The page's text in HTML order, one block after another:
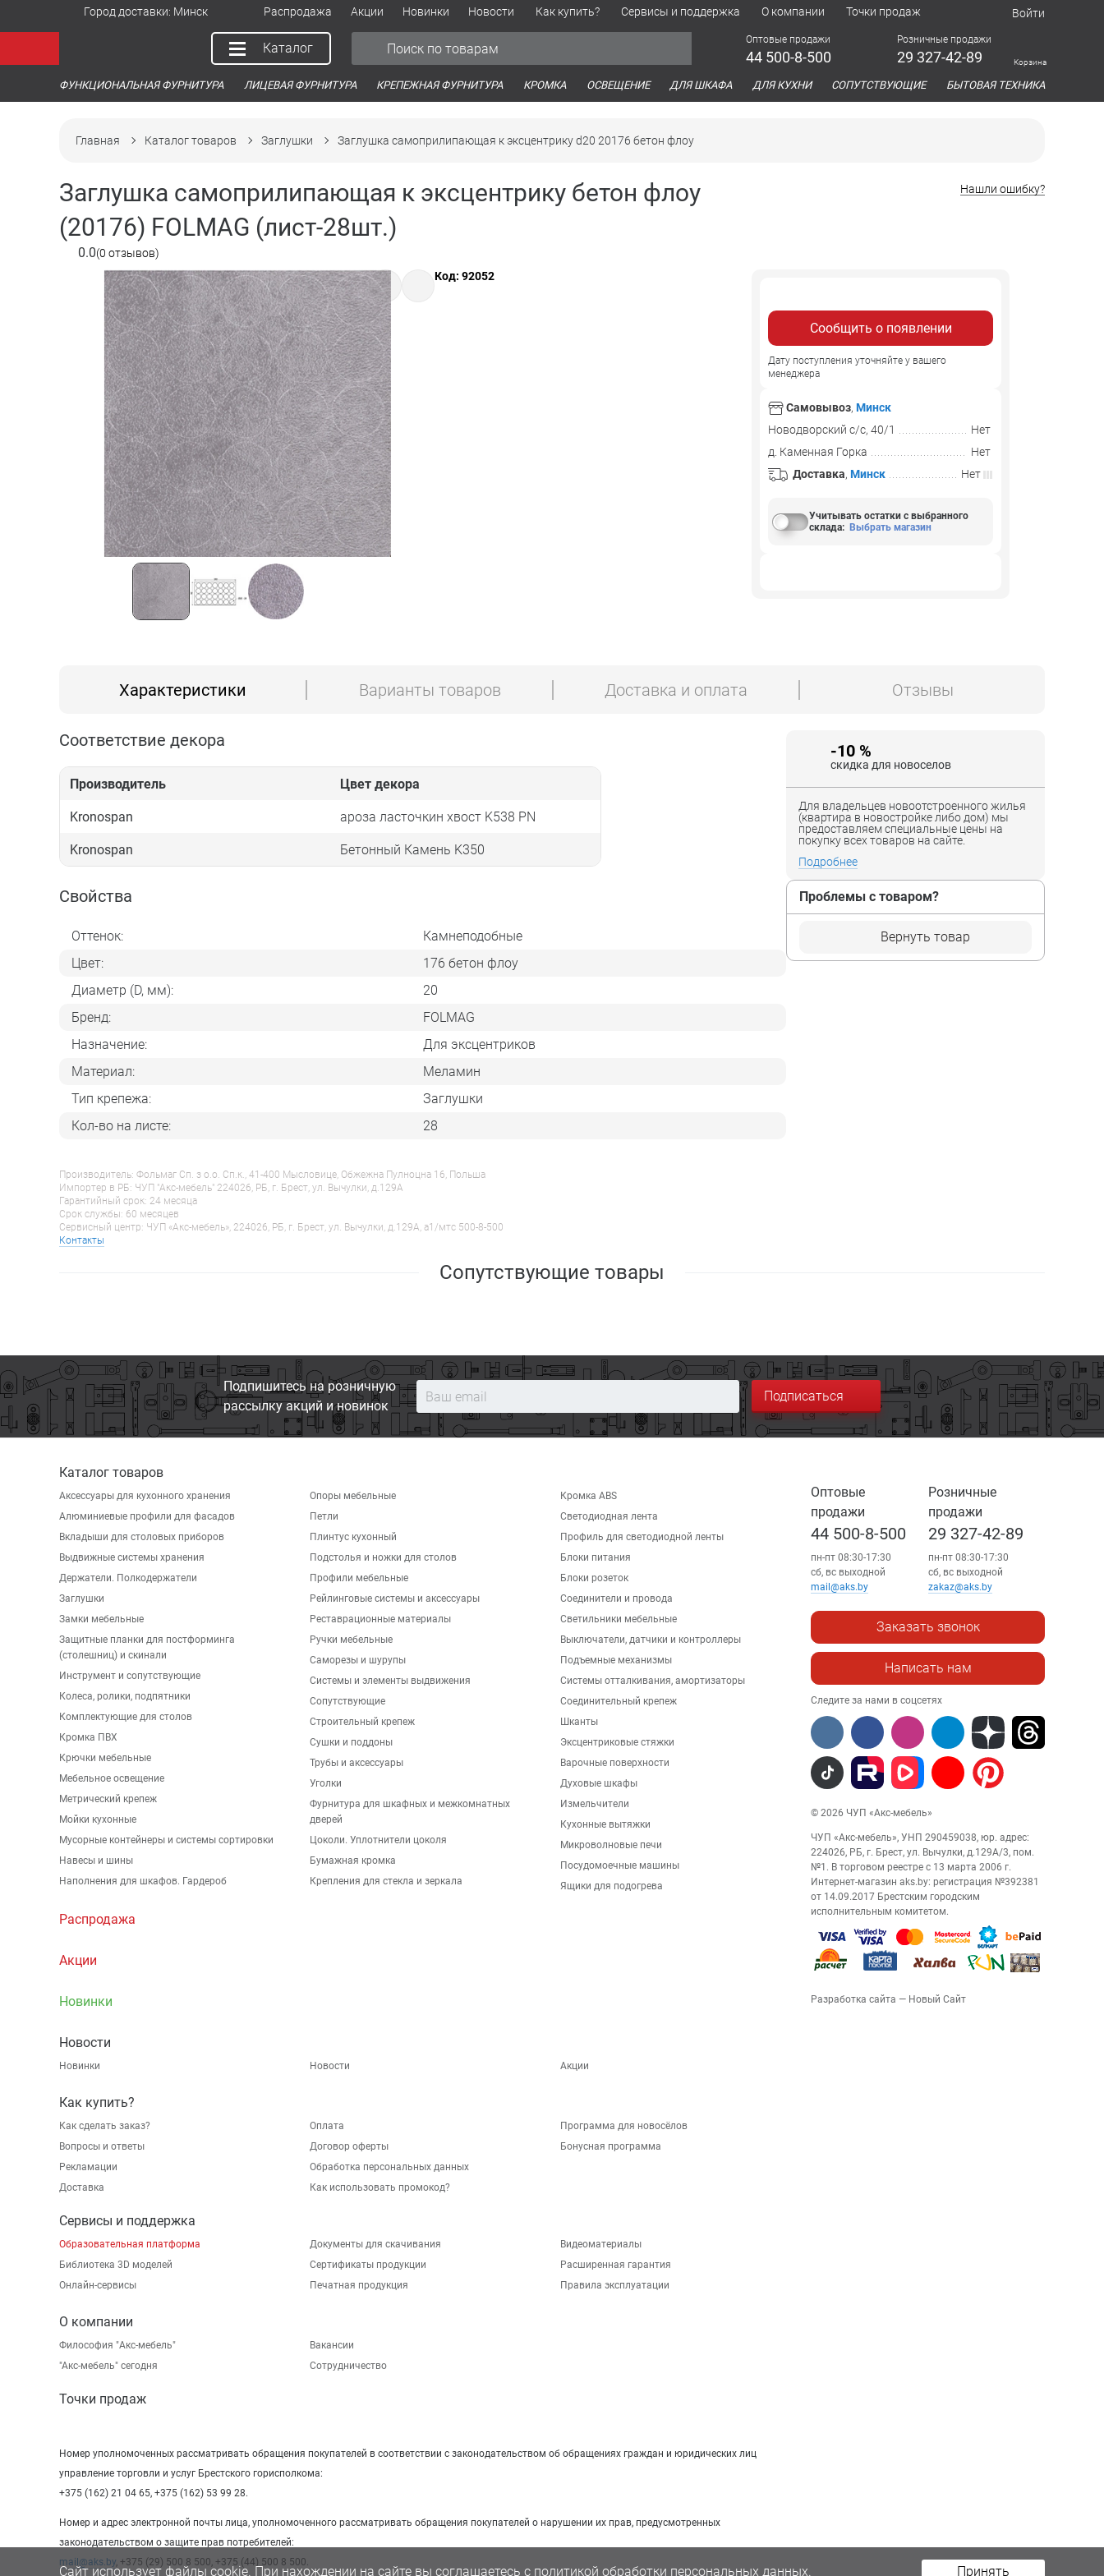
Город доставки: Минск Распродажа Акции Новинки Новости Как купить? Сервисы и поддержка О компании Точки продаж Войти
Каталог
Оптовые продажи
44 500-8-500
Розничные продажи
29 327-42-89 Корзина
ФУНКЦИОНАЛЬНАЯ ФУРНИТУРА ЛИЦЕВАЯ ФУРНИТУРА КРЕПЕЖНАЯ ФУРНИТУРА КРОМКА ОСВЕЩЕНИЕ ДЛЯ ШКАФА ДЛЯ КУХНИ СОПУТСТВУЮЩИЕ БЫТОВАЯ ТЕХНИКА
Главная Каталог товаров Заглушки Заглушка самоприлипающая к эксцентрику d20 20176 бетон флоу
Заглушка самоприлипающая к эксцентрику бетон флоу
(20176) FOLMAG (лист-28шт.)
0.0(0 отзывов)
Нашли ошибку?
Код: 92052
Сообщить о появлении
Дату поступления уточняйте у вашего
менеджера
Самовывоз, Минск
Новодворский с/с, 40/1
Нет
д. Каменная Горка
Нет
Доставка, Минск Нет
Учитывать остатки с выбранного
склада: Выбрать магазин
Характеристики Варианты товаров Доставка и оплата Отзывы
Соответствие декора
Производитель Цвет декора
Kronospan ароза ласточкин хвост K538 PN
Kronospan Бетонный Камень K350
Свойства
Оттенок:
Камнеподобные
Цвет:
176 бетон флоу
Диаметр (D, мм):
20
Бренд:
FOLMAG
Назначение:
Для эксцентриков
Материал:
Меламин
Тип крепежа:
Заглушки
Кол-во на листе:
28
Производитель: Фольмаг Сп. з о.о. Сп.к., 41-400 Мысловице, Обжежна Пулноцна 16, Польша
Импортер в РБ: ЧУП "Акс-мебель" 224026, РБ, г. Брест, ул. Вычулки, д.129А
Гарантийный срок: 24 месяца
Срок службы: 60 месяцев
Сервисный центр: ЧУП «Акс-мебель», 224026, РБ, г. Брест, ул. Вычулки, д.129А, a1/мтс 500-8-500
Контакты
-10 %
скидка для новоселов
Для владельцев новоотстроенного жилья
(квартира в новостройке либо дом) мы
предоставляем специальные цены на
покупку всех товаров на сайте.
Подробнее
Проблемы с товаром?
Вернуть товар
Сопутствующие товары
Подпишитесь на розничную
рассылку акций и новинок
Подписаться
Каталог товаров
Аксессуары для кухонного хранения
Алюминиевые профили для фасадов
Вкладыши для столовых приборов
Выдвижные системы хранения
Держатели. Полкодержатели
Заглушки
Замки мебельные
Защитные планки для постформинга
(столешниц) и скинали
Инструмент и сопутствующие
Колеса, ролики, подпятники
Комплектующие для столов
Кромка ПВХ
Крючки мебельные
Мебельное освещение
Метрический крепеж
Мойки кухонные
Мусорные контейнеры и системы сортировки
Навесы и шины
Наполнения для шкафов. Гардероб
Опоры мебельные
Петли
Плинтус кухонный
Подстолья и ножки для столов
Профили мебельные
Рейлинговые системы и аксессуары
Реставрационные материалы
Ручки мебельные
Саморезы и шурупы
Системы и элементы выдвижения
Сопутствующие
Строительный крепеж
Сушки и поддоны
Трубы и аксессуары
Уголки
Фурнитура для шкафных и межкомнатных
дверей
Цоколи. Уплотнители цоколя
Бумажная кромка
Крепления для стекла и зеркала
Кромка ABS
Светодиодная лента
Профиль для светодиодной ленты
Блоки питания
Блоки розеток
Соединители и провода
Светильники мебельные
Выключатели, датчики и контроллеры
Подъемные механизмы
Системы отталкивания, амортизаторы
Соединительный крепеж
Шканты
Эксцентриковые стяжки
Варочные поверхности
Духовые шкафы
Измельчители
Кухонные вытяжки
Микроволновые печи
Посудомоечные машины
Ящики для подогрева
Распродажа
Акции
Новинки
Новости
Новинки Новости Акции
Как купить?
Как сделать заказ?
Вопросы и ответы
Рекламации
Доставка
Оплата
Договор оферты
Обработка персональных данных
Как использовать промокод?
Программа для новосёлов
Бонусная программа
Сервисы и поддержка
Образовательная платформа
Библиотека 3D моделей
Онлайн-сервисы
Документы для скачивания
Сертификаты продукции
Печатная продукция
Видеоматериалы
Расширенная гарантия
Правила эксплуатации
О компании
Философия "Акс-мебель"
"Aкс-мебель" сегодня
Вакансии
Сотрудничество
Точки продаж
Номер уполномоченных рассматривать обращения покупателей в соответствии с законодательством об обращениях граждан и юридических лиц
управление торговли и услуг Брестского горисполкома:
+375 (162) 21 04 65, +375 (162) 53 99 28.
Номер и адрес электронной почты лица, уполномоченного рассматривать обращения покупателей о нарушении их прав, предусмотренных
законодательством о защите прав потребителей:
mail@aks.by, +375 (29) 500 8 500, +375 (44) 500 8 500.
Оптовые
продажи
44 500-8-500
пн-пт 08:30-17:30
сб, вс выходной
mail@aks.by
Розничные
продажи
29 327-42-89
пн-пт 08:30-17:30
сб, вс выходной
zakaz@aks.by
Заказать звонок
Написать нам
Следите за нами в соцсетях
© 2026 ЧУП «Акс-мебель»
ЧУП «Акс-мебель», УНП 290459038, юр. адрес:
224026, РБ, г. Брест, ул. Вычулки, д.129А/3, пом.
№1. В торговом реестре с 13 марта 2006 г.
Интернет-магазин aks.by: регистрация №392381
от 14.09.2017 Брестским городским
исполнительным комитетом.
Разработка сайта — Новый Сайт
Сайт использует файлы cookie. При нахождении на сайте вы соглашаетесь с политикой обработки персональных данных. Принять